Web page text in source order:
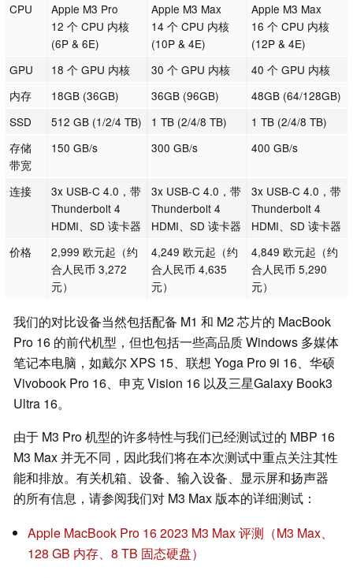
CPU
Apple M3 Pro
12 个 CPU 内核
(6P & 6E)
Apple M3 Max
14 个 CPU 内核
(10P & 4E)
Apple M3 Max
16 个 CPU 内核
(12P & 4E)
GPU
18 个 GPU 内核 30 个 GPU 内核
40 个 GPU 内核
内存
18GB (36GB) 36GB (96GB)
48GB (64/128GB)
SSD
512 GB (1/2/4 TB) 1 TB (2/4/8 TB)
1 TB (2/4/8 TB)
存储
带宽
150 GB/s 300 GB/s 400 GB/s
连接
3x USB-C 4.0，带
Thunderbolt 4
HDMI、SD 读卡器
3x USB-C 4.0，带
Thunderbolt 4
HDMI、SD 读卡器
3x USB-C 4.0，带
Thunderbolt 4
HDMI、SD 读卡器
价格
2,999 欧元起（约
合人民币 3,272
元）
4,249 欧元起（约
合人民币 4,635
元）
4,849 欧元起（约
合人民币 5,290
元）
我们的对比设备当然包括配备 M1 和 M2 芯片的 MacBook
Pro 16 的前代机型，但也包括一些高品质 Windows 多媒体
笔记本电脑，如戴尔 XPS 15、联想 Yoga Pro 9i 16、华硕
Vivobook Pro 16、申克 Vision 16 以及三星Galaxy Book3
Ultra 16。
由于 M3 Pro 机型的许多特性与我们已经测试过的 MBP 16
M3 Max 并无不同，因此我们将在本次测试中重点关注其性
能和排放。有关机箱、设备、输入设备、显示屏和扬声器
的所有信息，请参阅我们对 M3 Max 版本的详细测试：
Apple MacBook Pro 16 2023 M3 Max 评测（M3 Max、
128 GB 内存、8 TB 固态硬盘）